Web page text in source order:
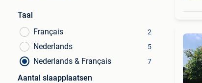
Taal
Français
2
Nederlands 5
Nederlands & Français 7
Aantal slaapplaatsen